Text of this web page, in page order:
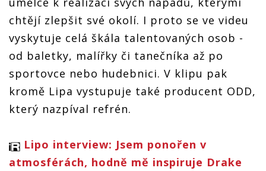
chtějí zlepšit své okolí. I proto se ve videu
vyskytuje celá škála talentovaných osob -
od baletky, malířky či tanečníka až po
sportovce nebo hudebnici. V klipu pak
kromě Lipa vystupuje také producent ODD,
který nazpíval refrén.
Lipo interview: Jsem ponořen v
atmosférách, hodně mě inspiruje Drake